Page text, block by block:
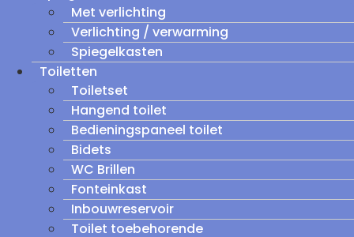
Met verlichting
Verlichting / verwarming
Spiegelkasten
Toiletten
Toiletset
Hangend toilet
Bedieningspaneel toilet
Bidets
WC Brillen
Fonteinkast
Inbouwreservoir
Toilet toebehorende